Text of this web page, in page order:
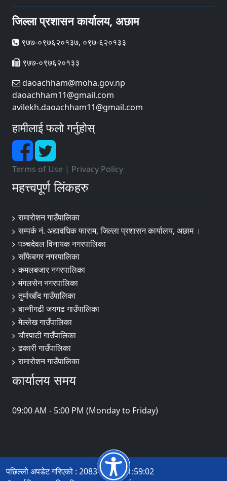
जिल्ला प्रशासन कार्यालय, अछाम
९७७-०९७६२०१३७, ०९७-६२०१३३
९७७-०९७६२०१३३
daoachham@moha.gov.np
daoachham11@gmail.com
avilekh.daoachham11@gmail.com
हामीलाई फलो गर्नुहोस्
Terms of Use | Privacy Policy
महत्त्वपूर्ण लिंकहरु
रामारोशन गाउँपालिका
सम्पर्क नं. अद्यावधिक फाराम, जिल्ला प्रशासन कार्यालय, अछाम ।
पञ्चदेवल विनायक नगरपालिका
साँफेबगर नगरपालिका
कमलबजार नगरपालिका
मंगलसेन नगरपालिका
तुर्माखाँद गाउँपालिका
बान्नीगढी जयगढ गाउँपालिका
मेल्लेख गाउँपालिका
चौरपाटी गाउँपालिका
ढकारी गाउँपालिका
रामारोशन गाउँपालिका
कार्यालय समय
09:00 AM - 5:00 PM (Monday to Friday)
पछिल्लो अपडेट गरिएको : 2083-04-22 11:59:02